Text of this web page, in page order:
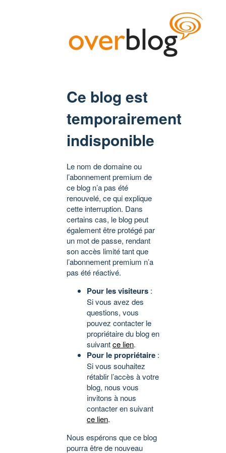
Ce blog est
temporairement
indisponible
Le nom de domaine ou
l’abonnement premium de
ce blog n’a pas été
renouvelé, ce qui explique
cette interruption. Dans
certains cas, le blog peut
également être protégé par
un mot de passe, rendant
son accès limité tant que
l’abonnement premium n’a
pas été réactivé.
Pour les visiteurs :
Si vous avez des
questions, vous
pouvez contacter le
propriétaire du blog en
suivantce lien.
Pour le propriétaire :
Si vous souhaitez
rétablir l’accès à votre
blog, nous vous
invitons à nous
contacter en suivant
ce lien.
Nous espérons que ce blog
pourra être de nouveau